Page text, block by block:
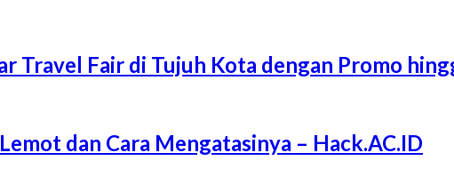
Travel Fair di Tujuh Kota dengan Promo
dan Cara Mengatasinya – Hack.AC.ID